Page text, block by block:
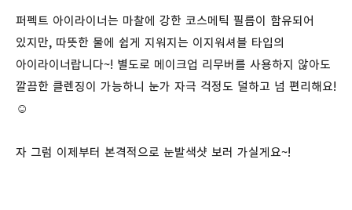
퍼펙트 아이라이너는 마찰에 강한 코스메틱 필름이 함유되어
있지만, 따뜻한 물에 쉽게 지워지는 이지워셔블 타입의
아이라이너랍니다~! 별도로 메이크업 리무버를 사용하지 않아도
깔끔한 클렌징이 가능하니 눈가 자극 걱정도 덜하고 넘 편리해요!
☺️
자 그럼 이제부터 본격적으로 눈발색샷 보러 가실게요~!